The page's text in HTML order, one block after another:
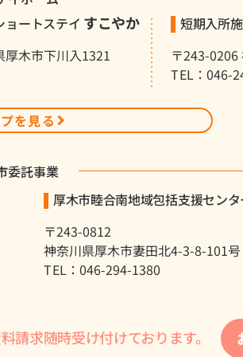
ョートステイ すこやか
厚木市下川入1321
短期入所
〒243-
TEL：046-
を見る
委託事業
厚木市睦合南地域包括支援センタ
〒243-0812
神奈川県厚木市妻田北4-3-8-101号
TEL：046-294-1380
請求随時受け付けております。